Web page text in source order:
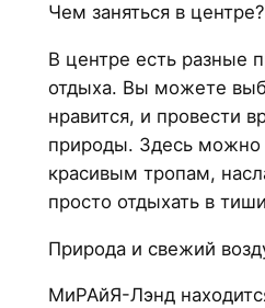
Чем заняться в центре?
В центре есть разные
отдыха. Вы можете
нравится, и провести
природы. Здесь можно
красивым тропам,
просто отдыхать в
Природа и свежий
МиРАйЯ-Лэнд